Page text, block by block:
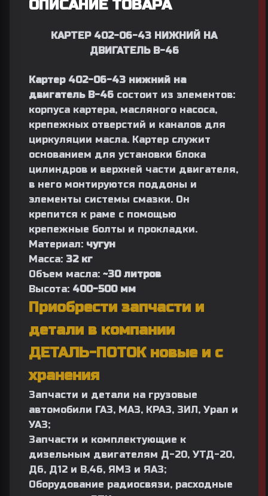
ОПИСАНИЕ ТОВАРА
КАРТЕР 402-06-43 НИЖНИЙ НА
ДВИГАТЕЛЬ В-46
Картер 402-06-43 нижний на
двигатель В-46 состоит из элементов:
корпуса картера, масляного насоса,
крепежных отверстий и каналов для
циркуляции масла. Картер служит
основанием для установки блока
цилиндров и верхней части двигателя,
в него монтируются поддоны и
элементы системы смазки. Он
крепится к раме с помощью
крепежные болты и прокладки.
Материал: чугун
Масса: 32 кг
Объем масла: ~30 литров
Высота: 400-500 мм
Приобрести запчасти и
детали в компании
ДЕТАЛЬ-ПОТОК новые и с
хранения
Запчасти и детали на грузовые
автомобили ГАЗ, МАЗ, КРАЗ, ЗИЛ, Урал и
УАЗ;
Запчасти и комплектующие к
дизельным двигателям Д-20, УТД-20,
Д6, Д12 и В,46, ЯМЗ и ЯАЗ;
Оборудование радиосвязи, расходные